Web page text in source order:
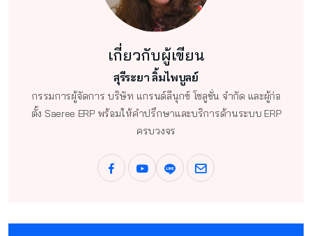
เกี่ยวกับผู้เขียน
สุรีระยา ลิ้มไพบูลย์
กรรมการผู้จัดการ บริษัท แกรนด์ลีนุกซ์ โซลูชั่น จำกัด และผู้ก่อ
ตั้ง Saeree ERP พร้อมให้คำปรึกษาและบริการด้านระบบ ERP
ครบวงจร